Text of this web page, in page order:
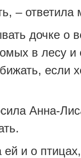
– ответила
дочке о
в лесу и
если
Анна-
и о